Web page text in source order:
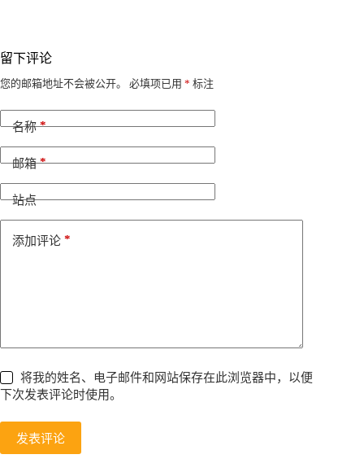
留下评论
您的邮箱地址不会被公开。 必填项已用 * 标注
名称*
邮箱*
站点
添加评论 *
将我的姓名、电子邮件和网站保存在此浏览器中，以便
下次发表评论时使用。
发表评论
A
t
e
t
i